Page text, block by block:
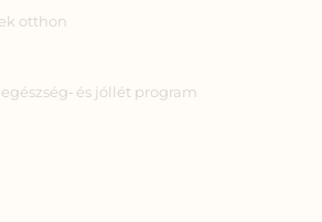
otthon
és jóllét program